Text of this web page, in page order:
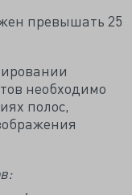
превышать 25
необходимо
полос,